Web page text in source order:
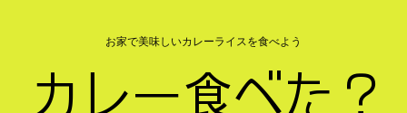
お家で美味しいカレーライスを食べよう